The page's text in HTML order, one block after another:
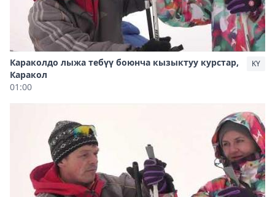
Караколдо лыжа тебүү боюнча кызыктуу курстар,
Каракол
01:00
KY